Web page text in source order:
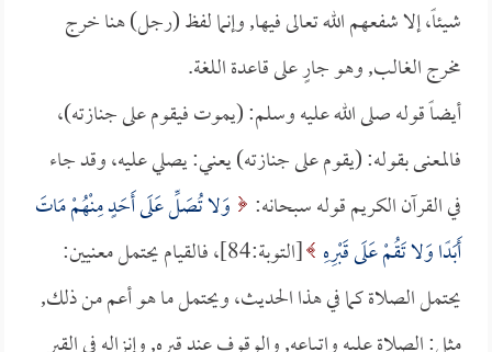
شيئاً، إلا شفعهم الله تعالى فيها, وإنما لفظ (رجل) هنا خرج
مخرج الغالب, وهو جارٍ على قاعدة اللغة.
أيضاً قوله صلى الله عليه وسلم: (يموت فيقوم على جنازته)،
فالمعنى بقوله: (يقوم على جنازته) يعني: يصلي عليه، وقد جاء
في القرآن الكريم قوله سبحانه:
وَلا تُصَلِّ عَلَى أَحَدٍ مِنْهُمْ مَاتَ
أَبَدًا وَلا تَقُمْ عَلَى قَبْرِهِ
[التوبة:84]، فالقيام يحتمل معنيين:
يحتمل الصلاة كما في هذا الحديث، ويحتمل ما هو أعم من ذلك,